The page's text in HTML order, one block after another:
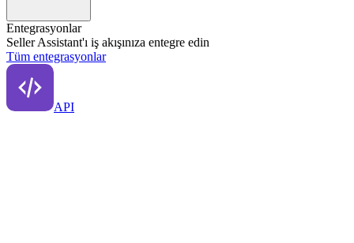
Entegrasyonlar
Seller Assistant'ı iş akışınıza entegre edin
Tüm entegrasyonlar
API